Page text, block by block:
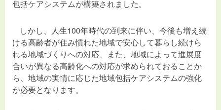
包括ケアシステムが構築されました。
しかし、人生100年時代の到来に伴い、今後も増え続
ける高齢者が住み慣れた地域で安心して暮らし続けら
れる地域づくりへの対応、また、地域によって進展度
合いが異なる高齢化への対応が求められておることか
ら、地域の実情に応じた地域包括ケアシステムの強化
が必要となります。